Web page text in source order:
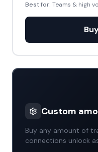
Best for: Teams & high
Custom
Buy any amount of
connections unlock